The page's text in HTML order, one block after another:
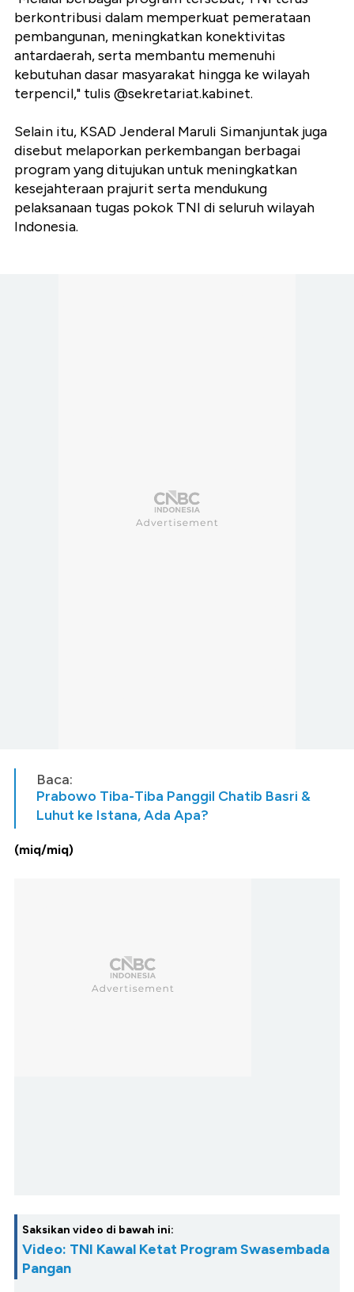
berkontribusi dalam memperkuat pemerataan
pembangunan, meningkatkan konektivitas
antardaerah, serta membantu memenuhi
kebutuhan dasar masyarakat hingga ke wilayah
terpencil," tulis @sekretariat.kabinet.
Selain itu, KSAD Jenderal Maruli Simanjuntak juga
disebut melaporkan perkembangan berbagai
program yang ditujukan untuk meningkatkan
kesejahteraan prajurit serta mendukung
pelaksanaan tugas pokok TNI di seluruh wilayah
Indonesia.
Baca:
Prabowo Tiba-Tiba Panggil Chatib Basri &
Luhut ke Istana, Ada Apa?
(miq/miq)
Saksikan video di bawah ini:
Video: TNI Kawal Ketat Program Swasembada
Pangan